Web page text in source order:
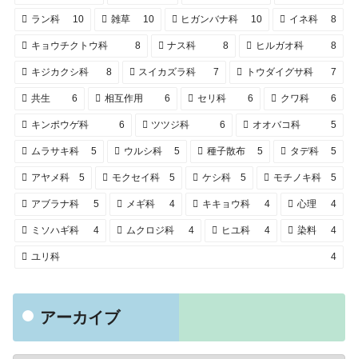
ラン科 10 雑草 10 ヒガンバナ科 10 イネ科 8
キョウチクトウ科 8 ナス科 8 ヒルガオ科 8
キジカクシ科 8 スイカズラ科 7 トウダイグサ科 7
共生 6 相互作用 6 セリ科 6 クワ科 6
キンポウゲ科 6 ツツジ科 6 オオバコ科 5
ムラサキ科 5 ウルシ科 5 種子散布 5 タデ科 5
アヤメ科 5 モクセイ科 5 ケシ科 5 モチノキ科 5
アブラナ科 5 メギ科 4 キキョウ科 4 心理 4
ミソハギ科 4 ムクロジ科 4 ヒユ科 4 染料 4
ユリ科 4
アーカイブ